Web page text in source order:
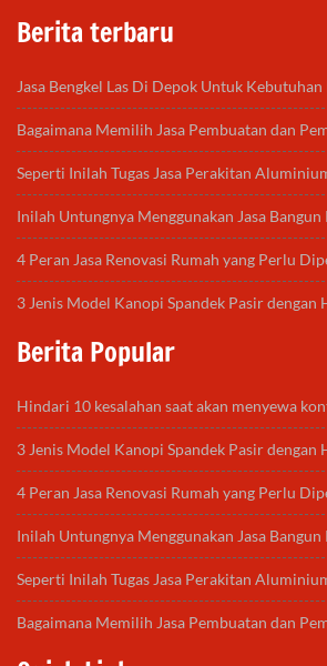
Berita terbaru
Jasa Bengkel Las Di Depok Untuk
Bagaimana Memilih Jasa Pembuatan dan
Seperti Inilah Tugas Jasa Perakitan
Inilah Untungnya Menggunakan Jasa Bangun
4 Peran Jasa Renovasi Rumah yang Perlu
3 Jenis Model Kanopi Spandek Pasir dengan
Berita Popular
Hindari 10 kesalahan saat akan menyewa
3 Jenis Model Kanopi Spandek Pasir dengan
4 Peran Jasa Renovasi Rumah yang Perlu
Inilah Untungnya Menggunakan Jasa Bangun
Seperti Inilah Tugas Jasa Perakitan
Bagaimana Memilih Jasa Pembuatan dan